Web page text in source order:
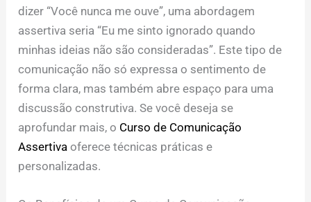
dizer “Você nunca me ouve”, uma abordagem
assertiva seria “Eu me sinto ignorado quando
minhas ideias não são consideradas”. Este tipo de
comunicação não só expressa o sentimento de
forma clara, mas também abre espaço para uma
discussão construtiva. Se você deseja se
aprofundar mais, o Curso de Comunicação
Assertiva oferece técnicas práticas e
personalizadas.